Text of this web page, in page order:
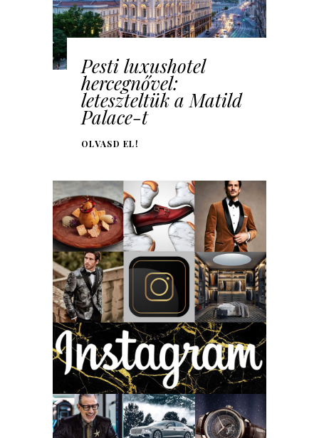
Pesti luxushotel
hercegnővel:
leteszteltük a Matild
Palace-t
OLVASD EL!